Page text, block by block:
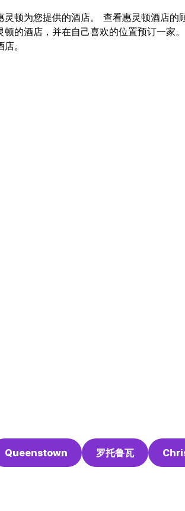
灵顿为您提供的酒店。 查看惠灵顿酒店
顿的酒店，并在自己喜欢的位置预订一
。
Queenstown 罗托鲁瓦